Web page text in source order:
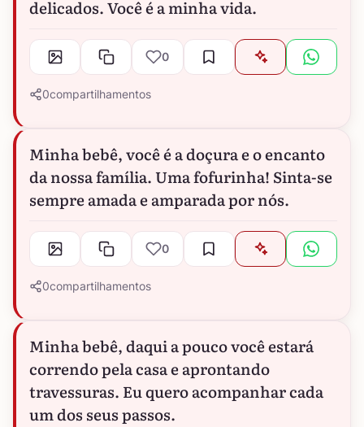
delicados. Você é a minha vida.
0
0compartilhamentos
Minha bebê, você é a doçura e o encanto
da nossa família. Uma fofurinha! Sinta-se
sempre amada e amparada por nós.
0
0compartilhamentos
Minha bebê, daqui a pouco você estará
correndo pela casa e aprontando
travessuras. Eu quero acompanhar cada
um dos seus passos.